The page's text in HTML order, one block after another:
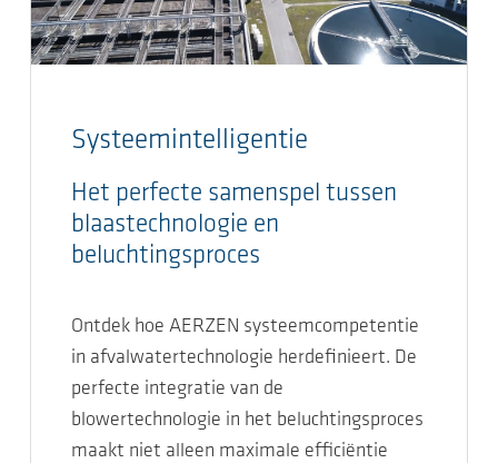
Systeemintelligentie
Het perfecte samenspel tussen
blaastechnologie en
beluchtingsproces
Ontdek hoe AERZEN systeemcompetentie
in afvalwatertechnologie herdefinieert. De
perfecte integratie van de
blowertechnologie in het beluchtingsproces
maakt niet alleen maximale efficiëntie